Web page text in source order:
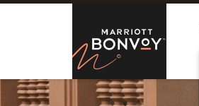
Skip to Content
Bonvoy